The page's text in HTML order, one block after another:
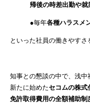
帰後の時差出勤や就
●毎年各種ハラスメ
といった社員の働きやすさ
知事との懇談の中で、浅
新たに始めたセコムの株式
免許取得費用の全額補助制